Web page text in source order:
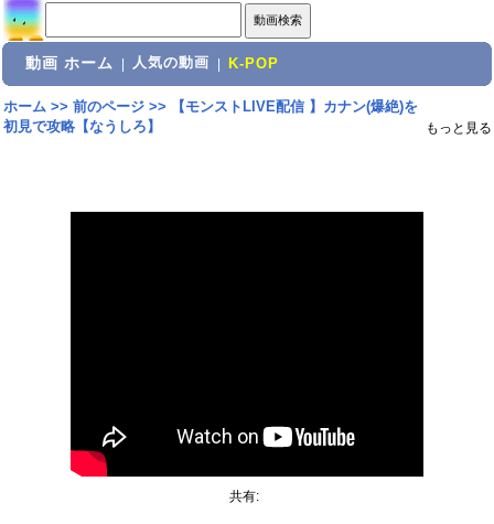
動画 ホーム 人気の動画 K-POP
ホーム>> 前のページ>>
【モンストLIVE配信 】カナン(爆絶)を
初見で攻略【なうしろ】
もっと見る
共有: